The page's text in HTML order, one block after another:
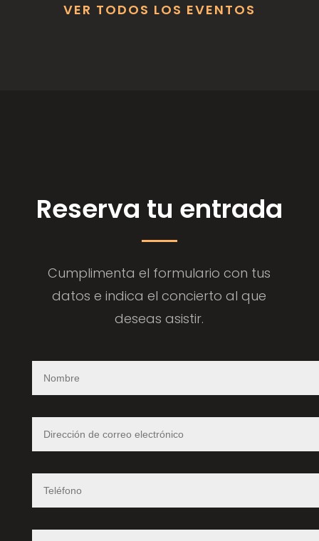
VER TODOS LOS EVENTOS
Reserva tu entrada
Cumplimenta el formulario con tus
datos e indica el concierto al que
deseas asistir.